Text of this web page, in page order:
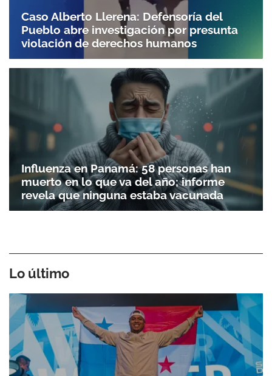
Caso Alberto Llerena: Defensoría del
Pueblo abre investigación por presunta
violación de derechos humanos
Influenza en Panamá: 58 personas han
muerto en lo que va del año; informe
revela que ninguna estaba vacunada
Lo último